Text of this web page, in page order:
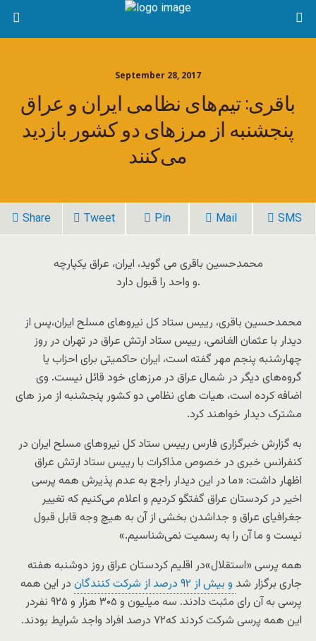
September 28, 2017
باقری: تیم‌های نظامی ایران و عراق
پنجشنبه از مرزهای دو کشور بازدید
می‌کنند
Share Tweet Pin Mail SMS
محمدحسین باقری می گوید، ایران، عراق یکپارچه
و واحد را قبول دارد.
محمدحسین باقری، رییس ستاد کل نیروهای مسلح ایران،پس از
دیدار با عثمان الغانمی، رییس ستاد ارتش عراق در تهران در روز
چهارشنبه پنجم مهر گفته است، ایران حاکمیتی برای احزاب یا
گروه‌های دیگر در شمال عراق در مرزهای خود قائل نیست. وی
اضافه کرده است، هیات های نظامی دو کشور پنجشنبه از مرز های
مشترک دیدار خواهند کرد.
به گزارش خبرگزاری فارس رییس ستاد کل نیروهای مسلح ایران در
کنفرانس خبری در خصوص مذاکرات با رییس ستاد ارتش عراق
اظهار داشت: «ما در این دیدار راجع به عدم پذیرش همه پرسی
اخیر در کردستان عراق گفتگو کردیم و اعلام می‌کنیم که تغییر
جغرافیای عراق و جداشدن بخشی از آن به هیچ وجه قابل قبول
نیست و ما آن را به رسمیت نمی‌شناسیم.»
همه پرسی «استقلال»در اقلیم کردستان عراق روز دوشنبه هفته
جاری برگزار شد و بیش از ۹۲ درصد از شرکت کنندگان
در این همه
پرسی به آن رای مثبت دادند. سه میلیون و ۳۰۵ هزار و ۹۲۵ نفردر
این همه پرسی شرکت کردند که۷۲ درصد افراد واجد شرایط بودند.